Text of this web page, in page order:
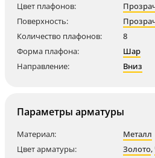
Цвет плафонов:
Поверхность:
Количество плафонов:
8
Форма плафона:
Шар
Направление:
Вниз
Параметры арматуры
Материал:
Металл
Цвет арматуры:
Золото,